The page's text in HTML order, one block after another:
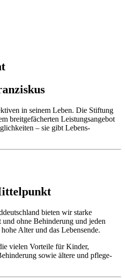
in seinem Leben. Die Stiftung
breit­gefächerten Leistungs­angebot
– sie gibt Lebens­
bieten wir starke
ohne Behinderung und jeden
Alter und das Lebensende.
vielen Vorteile für Kinder,
sowie ältere und pflege­